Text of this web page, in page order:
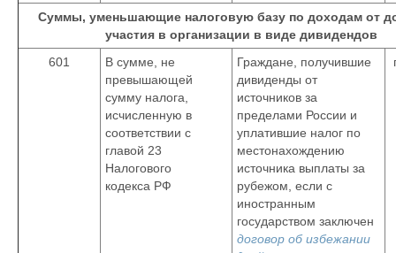
Суммы, уменьшающие налоговую базу по доходам от
участия в организации в виде дивидендов
601
В сумме, не
превышающей
сумму налога,
исчисленную в
соответствии с
главой 23
Налогового
кодекса РФ
Граждане, получившие
дивиденды от
источников за
пределами России и
уплатившие налог по
местонахождению
источника выплаты за
рубежом, если с
иностранным
государством заключен
договор об избежании